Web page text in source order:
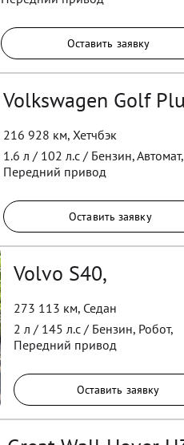
Оставить заявку
Volkswagen Golf
216 928 км,Хетчбэк
1.6 л / 102 л.с / Бензин,Автомат,
Передний привод
Оставить заявку
Volvo S40,
273 113 км, Седан
2 л / 145 л.с / Бензин, Робот,
Передний привод
Оставить заявку